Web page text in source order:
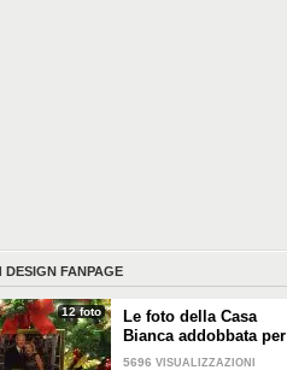
DESIGN FANPAGE
12 foto
Le foto della Casa
Bianca addobbata per
Natale 2021
5696 VISUALIZZAZIONI